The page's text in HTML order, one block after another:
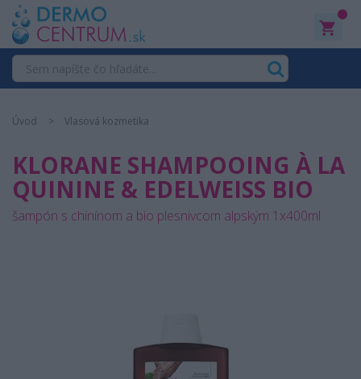
Úvod Vlasová kozmetika
KLORANE SHAMPOOING À LA
QUININE & EDELWEISS BIO
šampón s chinínom a bio plesnivcom alpským 1x400ml